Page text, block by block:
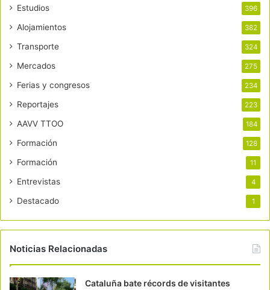
Estudios 396
Alojamientos 382
Transporte 324
Mercados 275
Ferias y congresos 234
Reportajes 223
AAVV TTOO 184
Formación 128
Formación 11
Entrevistas 4
Destacado 1
Noticias Relacionadas
Cataluña bate récords de visitantes